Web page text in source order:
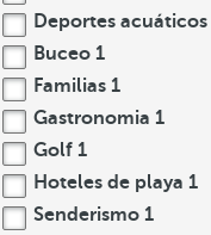
Deportes acuáticos
Buceo 1
Familias 1
Gastronomia 1
Golf 1
Hoteles de playa 1
Senderismo 1